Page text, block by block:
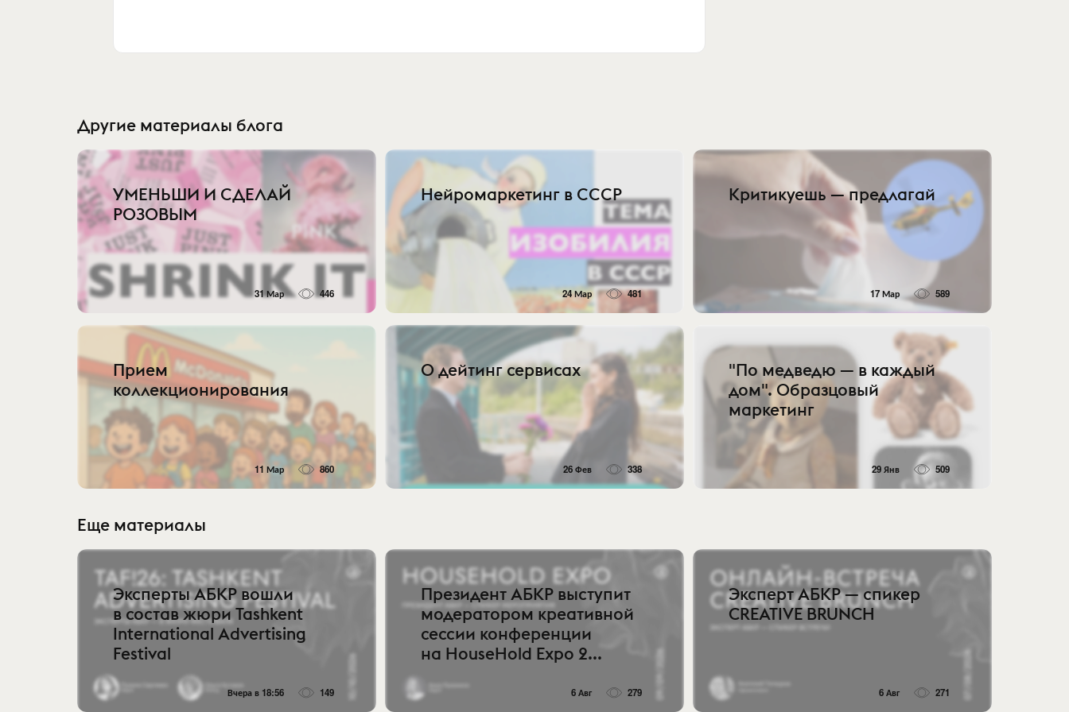
Другие материалы блога
УМЕНЬШИ И СДЕЛАЙ
РОЗОВЫМ
31 Мар 446
Нейромаркетинг в СССР
24 Мар 481
Критикуешь — предлагай
17 Мар 589
Прием
коллекционирования
11 Мар 860
О дейтинг сервисах
26 Фев 338
"По медведю — в каждый
дом". Образцовый
маркетинг
29 Янв 509
Еще материалы
Эксперты АБКР вошли
в состав жюри Tashkent
International Advertising
Festival
Вчера в 18:56 149
Президент АБКР выступит
модератором креативной
сессии конференции
на HouseHold Expo 2...
6 Авг 279
Эксперт АБКР — спикер
CREATIVE BRUNCH
6 Авг 271